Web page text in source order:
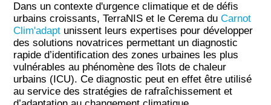
Dans un contexte d'urgence climatique et de défis
urbains croissants, TerraNIS et le Cerema duCarnot
Clim'adapt unissent leurs expertises pour développer
des solutions novatrices permettant un diagnostic
rapide d’identification des zones urbaines les plus
vulnérables au phénomène des îlots de chaleur
urbains (ICU). Ce diagnostic peut en effet être utilisé
au service des stratégies de rafraîchissement et